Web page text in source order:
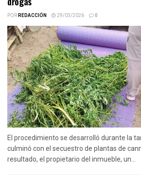
PORREDACCIÓN 29/03/2026 0
El procedimiento se desarrolló durante la
culminó con el secuestro de plantas de
resultado, el propietario del inmueble, un...